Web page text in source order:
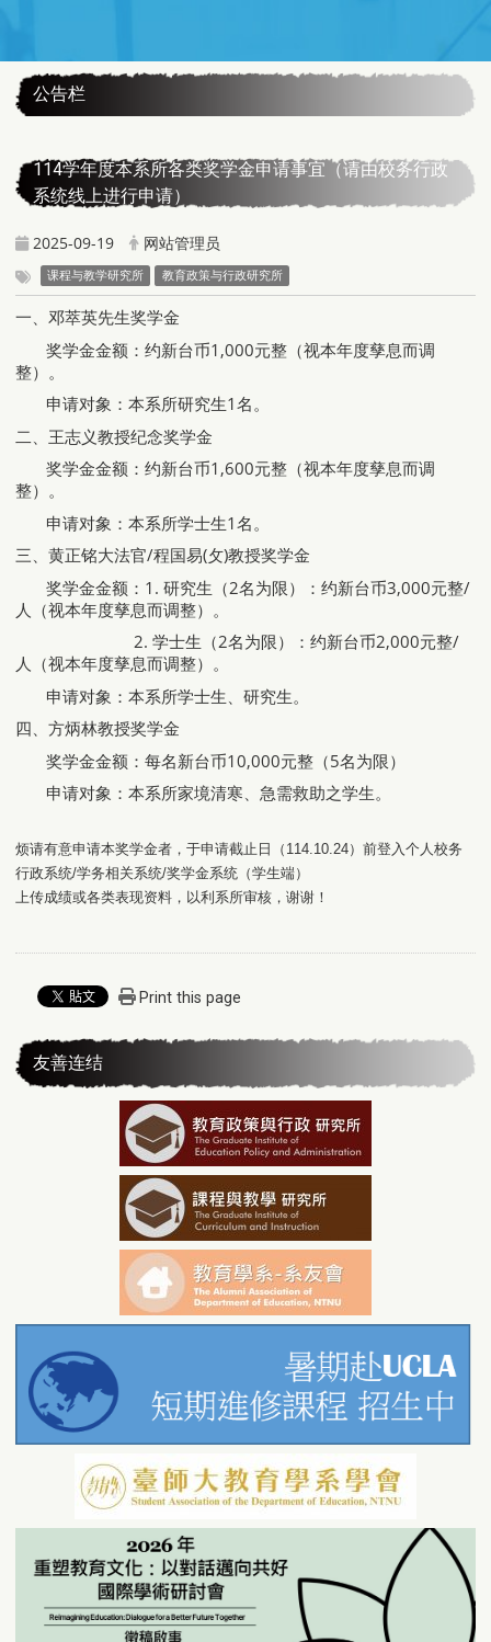
公告栏
114学年度本系所各类奖学金申请事宜（请由校务行政
系统线上进行申请）
2025-09-19 网站管理员
课程与教学研究所 教育政策与行政研究所
一、邓萃英先生奖学金
奖学金金额：约新台币1,000元整（视本年度孳息而调
整）。
申请对象：本系所研究生1名。
二、王志义教授纪念奖学金
奖学金金额：约新台币1,600元整（视本年度孳息而调
整）。
申请对象：本系所学士生1名。
三、黄正铭大法官/程国易(攵)教授奖学金
奖学金金额：1. 研究生（2名为限）：约新台币3,000元整/
人（视本年度孳息而调整）。
2. 学士生（2名为限）：约新台币2,000元整/
人（视本年度孳息而调整）。
申请对象：本系所学士生、研究生。
四、方炳林教授奖学金
奖学金金额：每名新台币10,000元整（5名为限）
申请对象：本系所家境清寒、急需救助之学生。
烦请有意申请本奖学金者，于申请截止 日
（114.10.24）前登入个人校务
行政系统/学务相关系统/奖学金系统（学生端）
上传成绩或各类表现资料，以利系所审核，谢谢！
Print this page
友善连结